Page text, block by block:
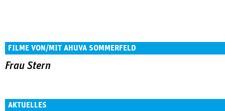
FILME VON/MIT AHUVA SOMMERFELD
Frau Stern
AKTUELLES